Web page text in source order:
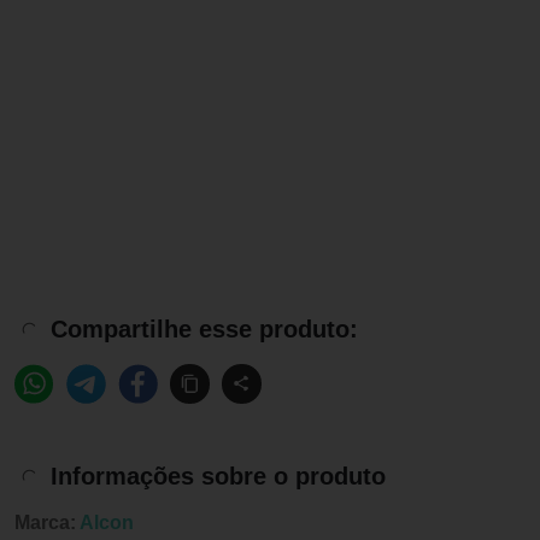
Compartilhe esse produto:
Informações sobre o produto
Marca: Alcon